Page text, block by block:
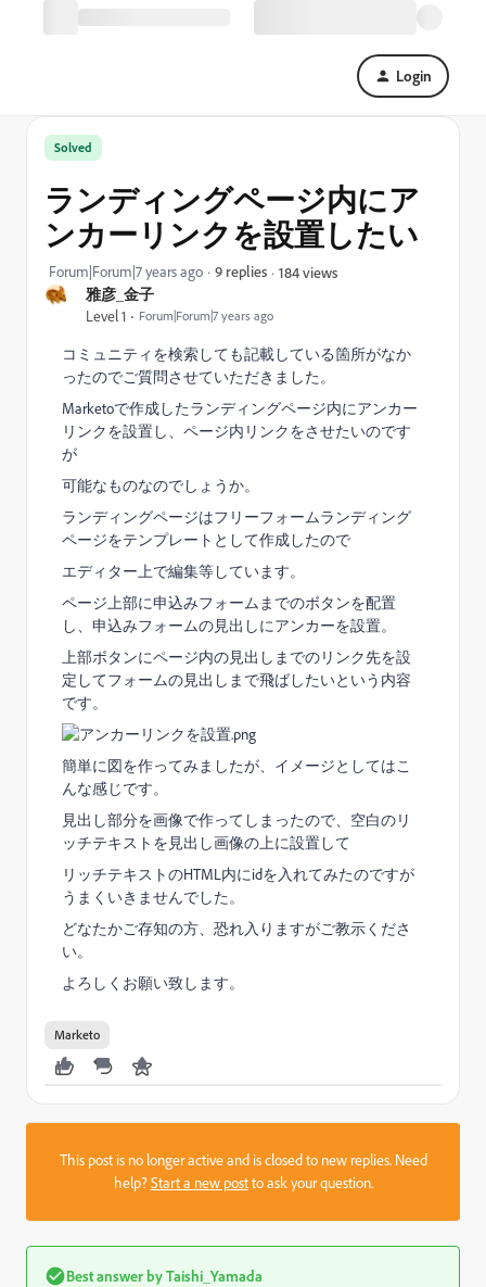
Login
雅彦_金子
Level 1 Forum|Forum|7 years ago
Solved
ランディングページ内にア
ンカーリンクを設置したい
Forum|Forum|7 years ago 9 replies 184 views
コミュニティを検索しても記載している箇所がなか
ったのでご質問させていただきました。
Marketoで作成したランディングページ内にアンカー
リンクを設置し、ページ内リンクをさせたいのです
が
可能なものなのでしょうか。
ランディングページはフリーフォームランディング
ページをテンプレートとして作成したので
エディター上で編集等しています。
ページ上部に申込みフォームまでのボタンを配置
し、申込みフォームの見出しにアンカーを設置。
上部ボタンにページ内の見出しまでのリンク先を設
定してフォームの見出しまで飛ばしたいという内容
です。
簡単に図を作ってみましたが、イメージとしてはこ
んな感じです。
見出し部分を画像で作ってしまったので、空白のリ
ッチテキストを見出し画像の上に設置して
リッチテキストのHTML内にidを入れてみたのですが
うまくいきませんでした。
どなたかご存知の方、恐れ入りますがご教示くださ
い。
よろしくお願い致します。
Marketo
This post is no longer active and is closed to new replies. Need
help?Start a new postto ask your question.
Best answer byTaishi_Yamada